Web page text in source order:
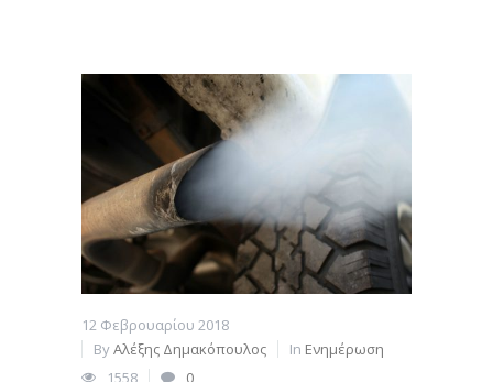
12 Φεβρουαρίου 2018
ByΑλέξης Δημακόπουλος In Ενημέρωση
1558
0